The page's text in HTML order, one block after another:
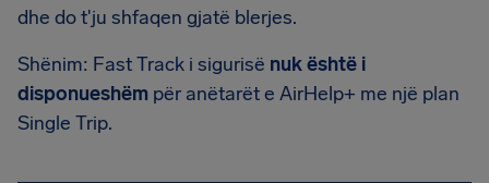
dhe do t'ju shfaqen gjatë blerjes.
Shënim: Fast Track i sigurisë nuk është i
disponueshëm për anëtarët e AirHelp+ me një plan
Single Trip.